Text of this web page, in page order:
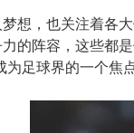
想，也关注着各
的阵容，这些都
为足球界的一个